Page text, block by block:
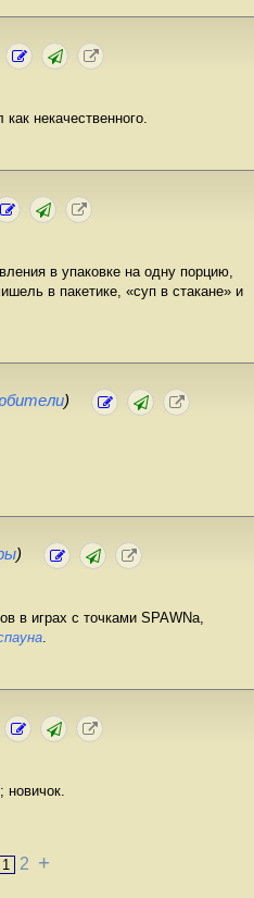
некачественного.
в упаковке на одну порцию,
в пакетике, «суп в стакане» и
)
)
в играх с точками SPAWNа,
.
новичок.
1 2 +